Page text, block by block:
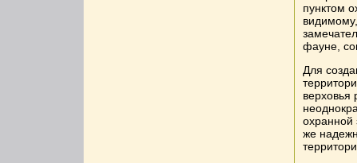
пунктом
фауне,
Для
верховья
охранной
же